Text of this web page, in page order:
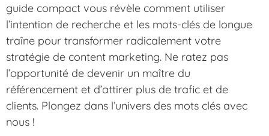
guide compact vous révèle comment utiliser
l’intention de recherche et les mots-clés de longue
traîne pour transformer radicalement votre
stratégie de content marketing. Ne ratez pas
l’opportunité de devenir un maître du
référencement et d’attirer plus de trafic et de
clients. Plongez dans l’univers des mots clés avec
nous !